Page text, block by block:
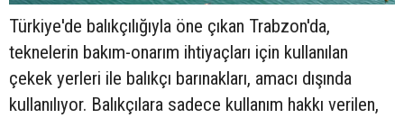
Türkiye'de balıkçılığıyla öne çıkan Trabzon'da,
teknelerin bakım-onarım ihtiyaçları için kullanılan
çekek yerleri ile balıkçı barınakları, amacı dışında
kullanılıyor. Balıkçılara sadece kullanım hakkı verilen,